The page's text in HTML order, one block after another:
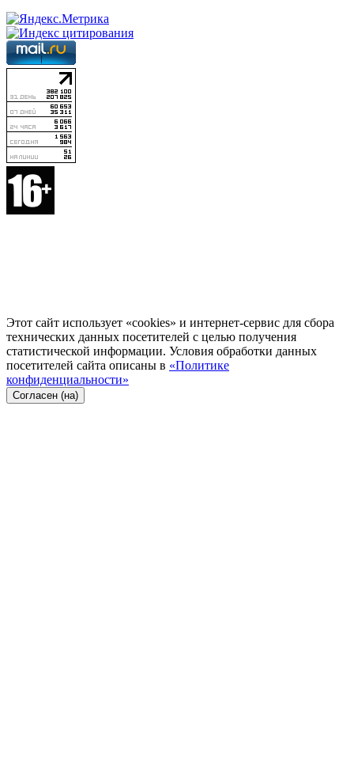
Этот сайт использует «cookies» и интернет-сервис для сбора
технических данных посетителей с целью получения
статистической информации. Условия обработки данных
посетителей сайта описаны в «Политике
конфиденциальности»
Согласен (на)